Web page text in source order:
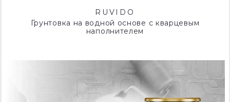
RUVIDO
Грунтовка на водной основе с кварцевым
наполнителем